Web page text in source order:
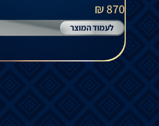
870 ₪
לעמוד המוצר